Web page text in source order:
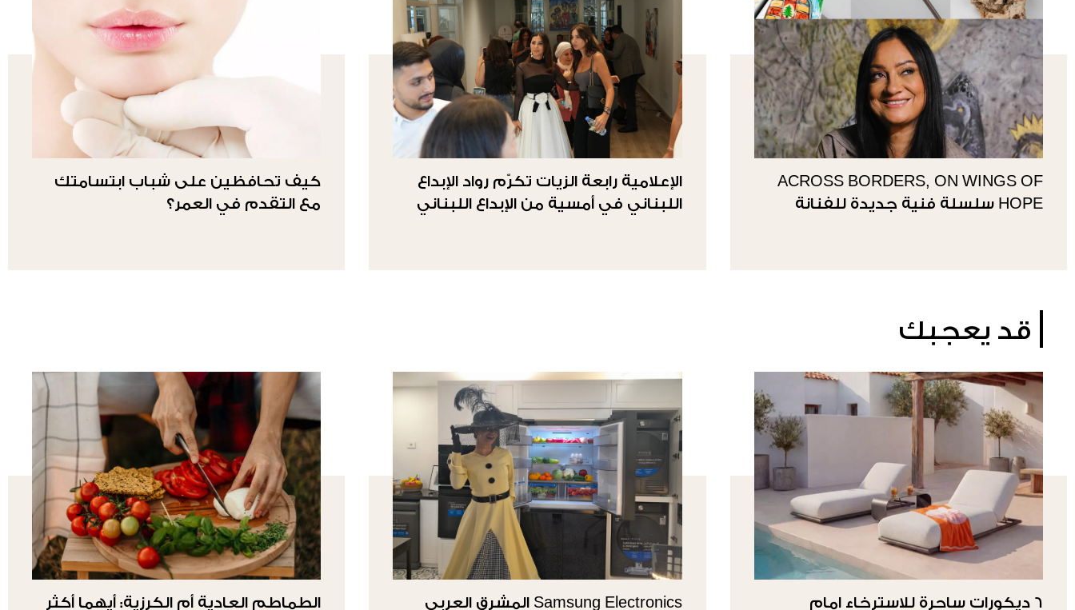
ACROSS BORDERS, ON WINGS OF
HOPE سلسلة فنية جديدة للفنانة
الإعلامية رابعة الزيات تكرّم رواد الإبداع
اللبناني في أمسية من الإبداع اللبناني
كيف تحافظين على شباب ابتسامتك
مع التقدم في العمر؟
قد يعجبك
6 ديكورات ساحرة للاسترخاء امام Samsung Electronics المشرق العربي الطماطم العادية أم الكرزية: أيهما أكثر